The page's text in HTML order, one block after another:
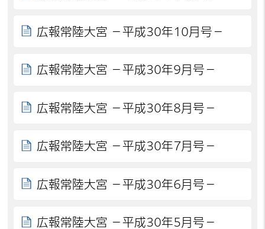
広報常陸大宮 －平成30年10月号－
広報常陸大宮 －平成30年9月号－
広報常陸大宮 －平成30年8月号－
広報常陸大宮 －平成30年7月号－
広報常陸大宮 －平成30年6月号－
広報常陸大宮 －平成30年5月号－